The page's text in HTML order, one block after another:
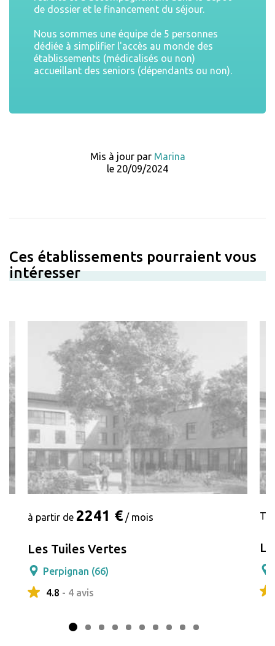
de dossier et le financement du séjour.
Nous sommes une équipe de 5 personnes
dédiée à simplifier l'accès au monde des
établissements (médicalisés ou non)
accueillant des seniors (dépendants ou non).
Mis à jour par Marina
le 20/09/2024
Ces établissements pourraient vous
intéresser
à partir de 2241 € / mois
Les Tuiles Vertes
Perpignan (66)
4.8 - 4 avis